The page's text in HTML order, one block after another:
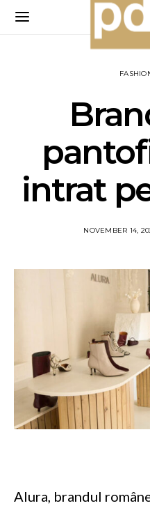
intrat
NOVEMBER 14,
Alura, brandul